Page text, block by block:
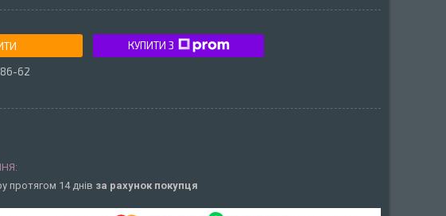
КУПИТИ З
62
протягом 14 днів за рахунок покупця